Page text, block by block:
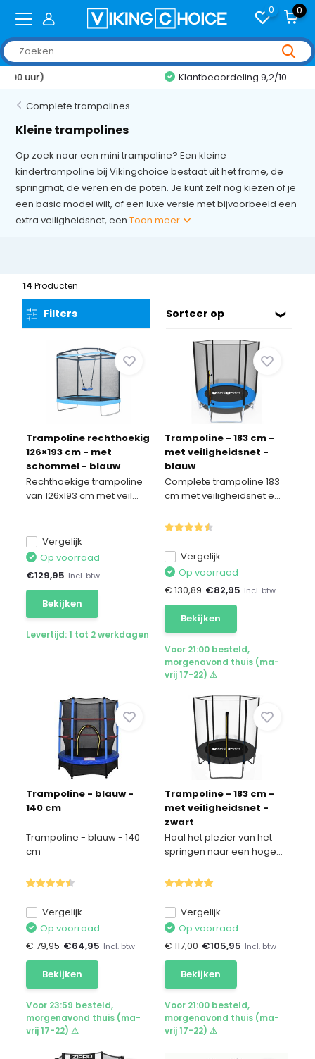
0 0
Klantbeoordeling 9,2/10
Complete trampolines
Kleine trampolines
Op zoek naar een mini trampoline? Een kleine
kindertrampoline bij Vikingchoice bestaat uit het frame, de
springmat, de veren en de poten. Je kunt zelf nog kiezen of je
een basic model wilt, of een luxe versie met bijvoorbeeld een
extra veiligheidsnet, eenToon meer
14Producten
Filters Sorteer op
Trampoline rechthoekig
126×193 cm - met
schommel - blauw
Rechthoekige trampoline
van 126x193 cm met veil...
Vergelijk
Op voorraad
€129,95 Incl. btw
Bekijken
Levertijd: 1 tot 2 werkdagen
Trampoline - 183 cm -
met veiligheidsnet -
blauw
Complete trampoline 183
cm met veiligheidsnet e...
Vergelijk
Op voorraad
€ 130,89 €82,95 Incl. btw
Bekijken
Voor 21:00 besteld,
morgenavond thuis (ma-
vrij 17-22) ⚠
Trampoline - blauw -
140 cm
Trampoline - blauw - 140
cm
Vergelijk
Op voorraad
€ 79,95 €64,95 Incl. btw
Bekijken
Voor 23:59 besteld,
morgenavond thuis (ma-
vrij 17-22) ⚠
Trampoline - 183 cm -
met veiligheidsnet -
zwart
Haal het plezier van het
springen naar een hoge...
Vergelijk
Op voorraad
€ 117,00 €105,95 Incl. btw
Bekijken
Voor 21:00 besteld,
morgenavond thuis (ma-
vrij 17-22) ⚠